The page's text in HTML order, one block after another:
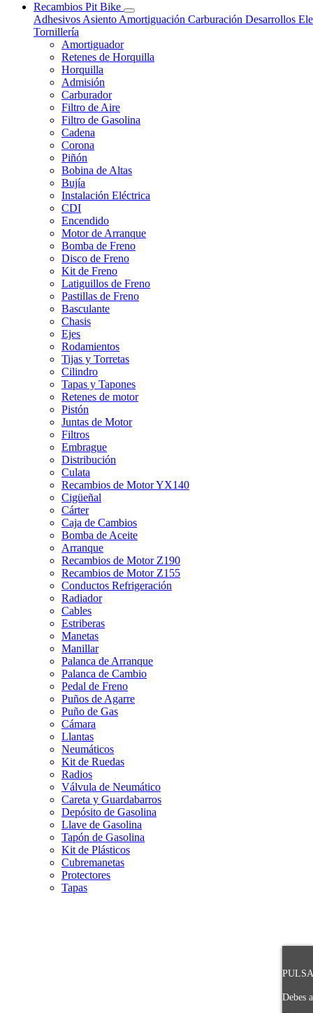
Recambios Pit Bike
Adhesivos Asiento Amortiguación Carburación Desarrollos
Tornillería
Amortiguador
Retenes de Horquilla
Horquilla
Admisión
Carburador
Filtro de Aire
Filtro de Gasolina
Cadena
Corona
Piñón
Bobina de Altas
Bujía
Instalación Eléctrica
CDI
Encendido
Motor de Arranque
Bomba de Freno
Disco de Freno
Kit de Freno
Latiguillos de Freno
Pastillas de Freno
Basculante
Chasis
Ejes
Rodamientos
Tijas y Torretas
Cilindro
Tapas y Tapones
Retenes de motor
Pistón
Juntas de Motor
Filtros
Embrague
Distribución
Culata
Recambios de Motor YX140
Cigüeñal
Cárter
Caja de Cambios
Bomba de Aceite
Arranque
Recambios de Motor Z190
Recambios de Motor Z155
Conductos Refrigeración
Radiador
Cables
Estriberas
Manetas
Manillar
Palanca de Arranque
Palanca de Cambio
Pedal de Freno
Puños de Agarre
Puño de Gas
Cámara
Llantas
Neumáticos
Kit de Ruedas
Radios
Válvula de Neumático
Careta y Guardabarros
Depósito de Gasolina
Llave de Gasolina
Tapón de Gasolina
Kit de Plásticos
Cubremanetas
Protectores
Tapas
Debes